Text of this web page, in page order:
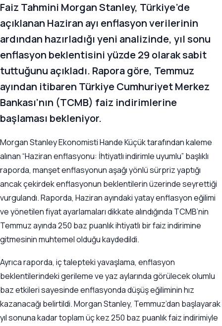
Faiz Tahmini Morgan Stanley, Türkiye’de
açıklanan Haziran ayı enflasyon verilerinin
ardından hazırladığı yeni analizinde, yıl sonu
enflasyon beklentisini yüzde 29 olarak sabit
tuttuğunu açıkladı. Rapora göre, Temmuz
ayından itibaren Türkiye Cumhuriyet Merkez
Bankası’nın (TCMB) faiz indirimlerine
başlaması bekleniyor.
Morgan Stanley Ekonomisti Hande Küçük tarafından kaleme
alınan “Haziran enflasyonu: İhtiyatlı indirimle uyumlu” başlıklı
raporda, manşet enflasyonun aşağı yönlü sürpriz yaptığı
ancak çekirdek enflasyonun beklentilerin üzerinde seyrettiği
vurgulandı. Raporda, Haziran ayındaki yatay enflasyon eğilimi
ve yönetilen fiyat ayarlamaları dikkate alındığında TCMB’nin
Temmuz ayında 250 baz puanlık ihtiyatlı bir faiz indirimine
gitmesinin muhtemel olduğu kaydedildi.
Ayrıca raporda, iç talepteki yavaşlama, enflasyon
beklentilerindeki gerileme ve yaz aylarında görülecek olumlu
baz etkileri sayesinde enflasyonda düşüş eğiliminin hız
kazanacağı belirtildi. Morgan Stanley, Temmuz’dan başlayarak
yıl sonuna kadar toplam üç kez 250 baz puanlık faiz indirimiyle